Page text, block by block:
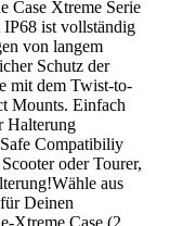
Case Xtreme Serie
ist vollständig
von langem
Schutz der
mit dem Twist-to-
Mounts. Einfach
Halterung
Compatibiliy
oder Tourer,
aus
Deinen